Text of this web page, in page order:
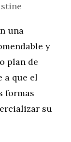
una
y
plan de
a que el
formas
su